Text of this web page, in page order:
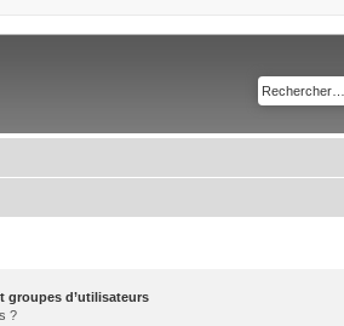
groupes d’utilisateurs
?